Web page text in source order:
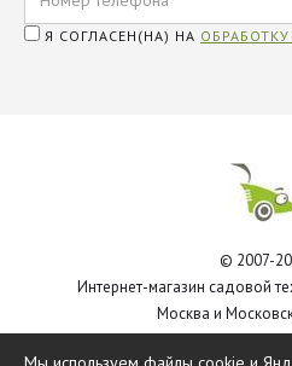
Я СОГЛАСЕН(НА) НА
© 2007-
Интернет-магазин садовой
Москва и